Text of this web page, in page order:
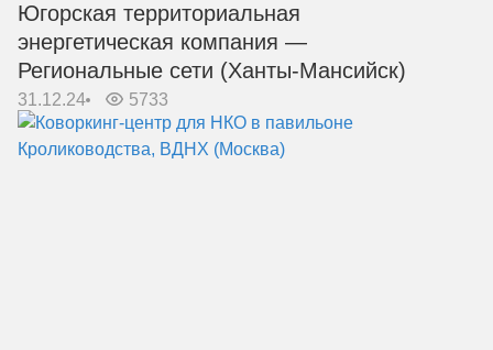
Югорская территориальная
энергетическая компания —
Региональные сети (Ханты-Мансийск)
31.12.24 5733